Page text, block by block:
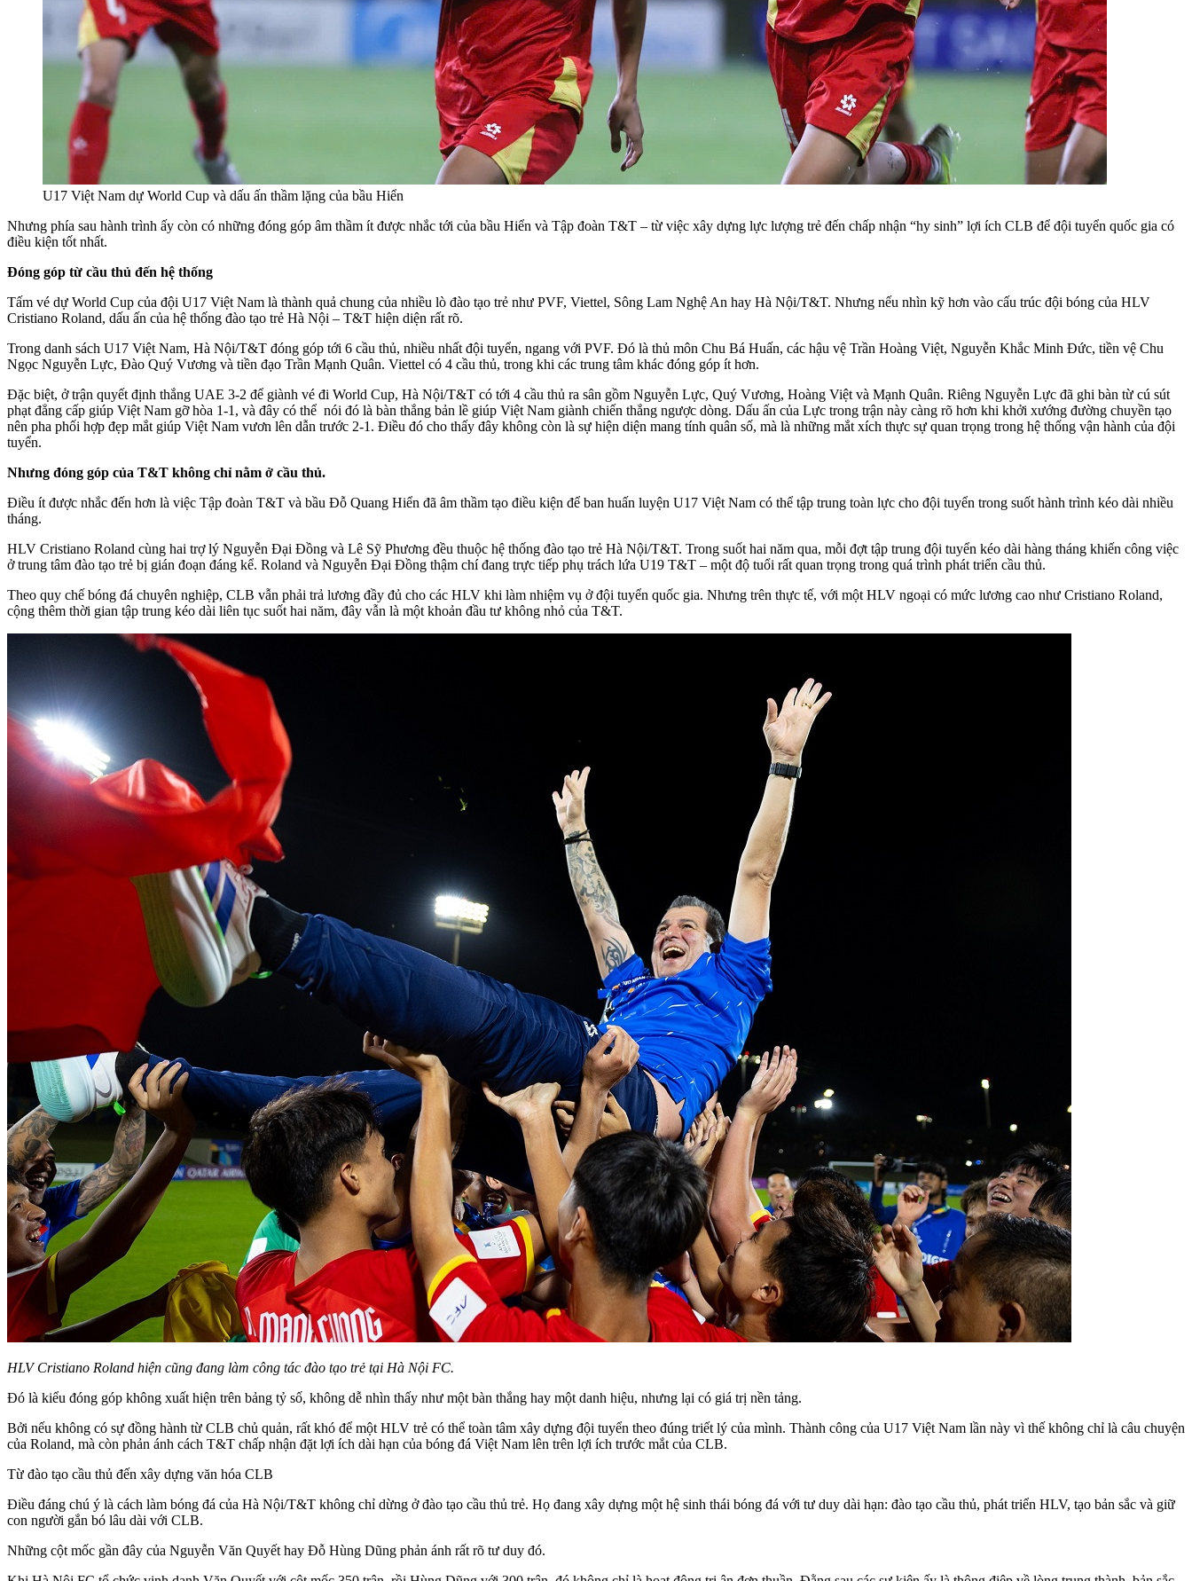
U17 Việt Nam dự World Cup và dấu ấn thầm lặng của bầu Hiển
Nhưng phía sau hành trình ấy còn có những đóng góp âm thầm ít được nhắc tới của bầu Hiển và Tập đoàn T&T – từ việc xây dựng lực lượng trẻ đến chấp nhận “hy sinh” lợi ích CLB để đội tuyển quốc gia có
điều kiện tốt nhất.
Đóng góp từ cầu thủ đến hệ thống
Tấm vé dự World Cup của đội U17 Việt Nam là thành quả chung của nhiều lò đào tạo trẻ như PVF, Viettel, Sông Lam Nghệ An hay Hà Nội/T&T. Nhưng nếu nhìn kỹ hơn vào cấu trúc đội bóng của HLV
Cristiano Roland, dấu ấn của hệ thống đào tạo trẻ Hà Nội – T&T hiện diện rất rõ.
Trong danh sách U17 Việt Nam, Hà Nội/T&T đóng góp tới 6 cầu thủ, nhiều nhất đội tuyển, ngang với PVF. Đó là thủ môn Chu Bá Huấn, các hậu vệ Trần Hoàng Việt, Nguyễn Khắc Minh Đức, tiền vệ Chu
Ngọc Nguyễn Lực, Đào Quý Vương và tiền đạo Trần Mạnh Quân. Viettel có 4 cầu thủ, trong khi các trung tâm khác đóng góp ít hơn.
Đặc biệt, ở trận quyết định thắng UAE 3-2 để giành vé đi World Cup, Hà Nội/T&T có tới 4 cầu thủ ra sân gồm Nguyễn Lực, Quý Vương, Hoàng Việt và Mạnh Quân. Riêng Nguyễn Lực đã ghi bàn từ cú sút
phạt đẳng cấp giúp Việt Nam gỡ hòa 1-1, và đây có thể nói đó là bàn thắng bản lề giúp Việt Nam giành chiến thắng ngược dòng. Dấu ấn của Lực trong trận này càng rõ hơn khi khởi xướng đường chuyền tạo
nên pha phối hợp đẹp mắt giúp Việt Nam vươn lên dẫn trước 2-1. Điều đó cho thấy đây không còn là sự hiện diện mang tính quân số, mà là những mắt xích thực sự quan trọng trong hệ thống vận hành của đội
tuyển.
Nhưng đóng góp của T&T không chỉ nằm ở cầu thủ.
Điều ít được nhắc đến hơn là việc Tập đoàn T&T và bầu Đỗ Quang Hiển đã âm thầm tạo điều kiện để ban huấn luyện U17 Việt Nam có thể tập trung toàn lực cho đội tuyển trong suốt hành trình kéo dài nhiều
tháng.
HLV Cristiano Roland cùng hai trợ lý Nguyễn Đại Đồng và Lê Sỹ Phương đều thuộc hệ thống đào tạo trẻ Hà Nội/T&T. Trong suốt hai năm qua, mỗi đợt tập trung đội tuyển kéo dài hàng tháng khiến công việc
ở trung tâm đào tạo trẻ bị gián đoạn đáng kể. Roland và Nguyễn Đại Đồng thậm chí đang trực tiếp phụ trách lứa U19 T&T – một độ tuổi rất quan trọng trong quá trình phát triển cầu thủ.
Theo quy chế bóng đá chuyên nghiệp, CLB vẫn phải trả lương đầy đủ cho các HLV khi làm nhiệm vụ ở đội tuyển quốc gia. Nhưng trên thực tế, với một HLV ngoại có mức lương cao như Cristiano Roland,
cộng thêm thời gian tập trung kéo dài liên tục suốt hai năm, đây vẫn là một khoản đầu tư không nhỏ của T&T.
HLV Cristiano Roland hiện cũng đang làm công tác đào tạo trẻ tại Hà Nội FC.
Đó là kiểu đóng góp không xuất hiện trên bảng tỷ số, không dễ nhìn thấy như một bàn thắng hay một danh hiệu, nhưng lại có giá trị nền tảng.
Bởi nếu không có sự đồng hành từ CLB chủ quản, rất khó để một HLV trẻ có thể toàn tâm xây dựng đội tuyển theo đúng triết lý của mình. Thành công của U17 Việt Nam lần này vì thế không chỉ là câu chuyện
của Roland, mà còn phản ánh cách T&T chấp nhận đặt lợi ích dài hạn của bóng đá Việt Nam lên trên lợi ích trước mắt của CLB.
Từ đào tạo cầu thủ đến xây dựng văn hóa CLB
Điều đáng chú ý là cách làm bóng đá của Hà Nội/T&T không chỉ dừng ở đào tạo cầu thủ trẻ. Họ đang xây dựng một hệ sinh thái bóng đá với tư duy dài hạn: đào tạo cầu thủ, phát triển HLV, tạo bản sắc và giữ
con người gắn bó lâu dài với CLB.
Những cột mốc gần đây của Nguyễn Văn Quyết hay Đỗ Hùng Dũng phản ánh rất rõ tư duy đó.